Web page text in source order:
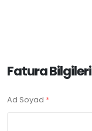
Fatura Bilgileri
Ad Soyad *